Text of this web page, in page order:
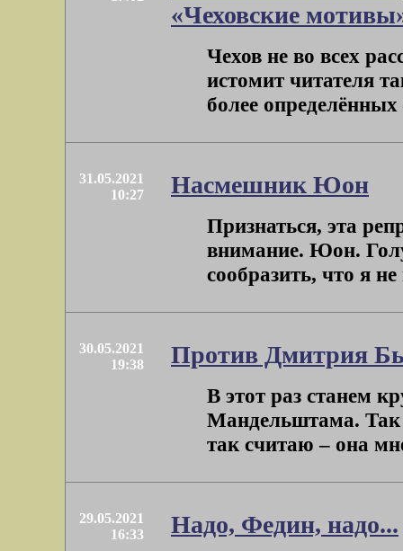
«Чеховские
Чехов не во всех
истомит читателя
более
31.05.2021
10:27
Насмешник Юон
Признаться, эта
внимание. Юон.
сообразить, что я
30.05.2021
19:38
Против Дмитрия
В этот раз станем
Мандельштама. Так
так считаю – она
29.05.2021
16:33
Надо, Федин, надо...